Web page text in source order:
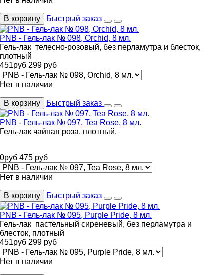
В корзину Быстрый заказ
PNB - Гель-лак № 098, Orchid, 8 мл.
Гель-лак телесно-розовый, без перламутра и блесток,
плотный
451руб 299 руб
Нет в наличии
В корзину Быстрый заказ
PNB - Гель-лак № 097, Tea Rose, 8 мл.
Гель-лак чайная роза, плотный.
0руб 475 руб
Нет в наличии
В корзину Быстрый заказ
PNB - Гель-лак № 095, Purple Pride, 8 мл.
Гель-лак пастельный сиреневый, без перламутра и
блесток, плотный
451руб 299 руб
Нет в наличии